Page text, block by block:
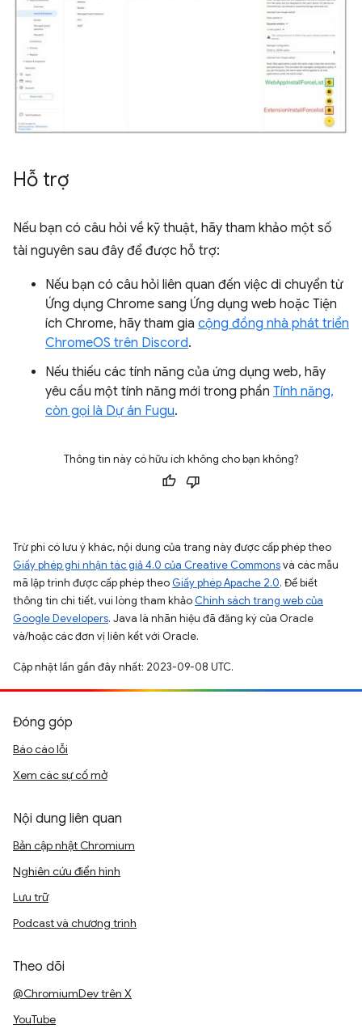
Hỗ trợ
Nếu bạn có câu hỏi về kỹ thuật, hãy tham khảo một số
tài nguyên sau đây để được hỗ trợ:
Nếu bạn có câu hỏi liên quan đến việc di chuyển từ
Ứng dụng Chrome sang Ứng dụng web hoặc Tiện
ích Chrome, hãy tham gia cộng đồng nhà phát triển
ChromeOS trên Discord.
Nếu thiếu các tính năng của ứng dụng web, hãy
yêu cầu một tính năng mới trong phần Tính năng,
còn gọi là Dự án Fugu.
Thông tin này có hữu ích không cho bạn không?
Trừ phi có lưu ý khác, nội dung của trang này được cấp phép theo
Giấy phép ghi nhận tác giả 4.0 của Creative Commonsvà các mẫu
mã lập trình được cấp phép theo Giấy phép Apache 2.0. Để biết
thông tin chi tiết, vui lòng tham khảo Chính sách trang web của
Google Developers. Java là nhãn hiệu đã đăng ký của Oracle
và/hoặc các đơn vị liên kết với Oracle.
Cập nhật lần gần đây nhất: 2023-09-08 UTC.
Đóng góp
Báo cáo lỗi
Xem các sự cố mở
Nội dung liên quan
Bản cập nhật Chromium
Nghiên cứu điển hình
Lưu trữ
Podcast và chương trình
Theo dõi
@ChromiumDev trên X
YouTube